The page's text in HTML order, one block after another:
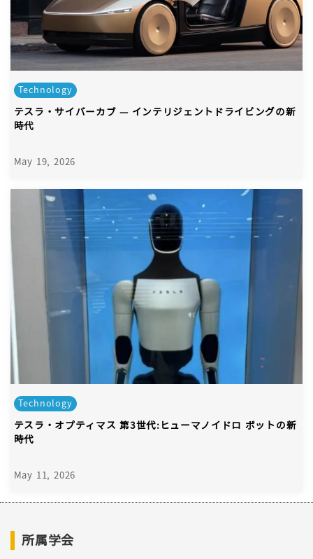
Technology
テスラ・サイバーカブ — インテリジェントドライビングの新
時代
May 19, 2026
Technology
テスラ・オプティマス 第3世代:ヒューマノイドロ ボットの新
時代
May 11, 2026
所属学会